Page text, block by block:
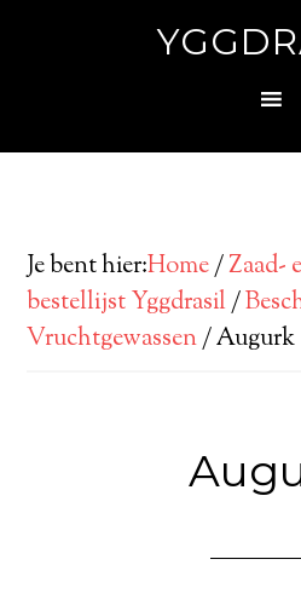
Je bent hier:Home/Zaad-
bestellijst Yggdrasil/
Vruchtgewassen/Augurk